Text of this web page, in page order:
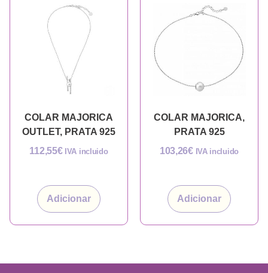
COLAR MAJORICA
OUTLET, PRATA 925
112,55€ IVA incluido
Adicionar
COLAR MAJORICA,
PRATA 925
103,26€ IVA incluido
Adicionar